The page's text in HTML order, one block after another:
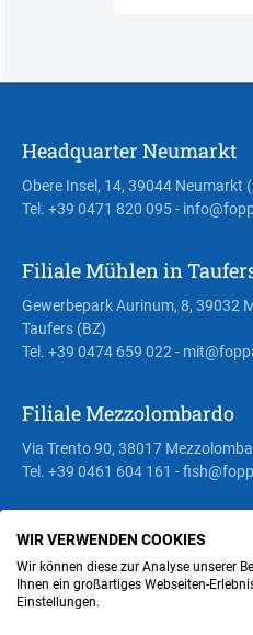
Headquarter Neumarkt
Obere Insel, 14, 39044 Neumarkt
Tel. +39 0471 820 095-
Filiale Mühlen in
Gewerbepark Aurinum, 8, 39032
Taufers (BZ)
Tel. +39 0474 659 022 -
Filiale Mezzolombardo
Via Trento 90, 38017
Tel. +39 0461 604 161 -
Steuer- und
WIR VERWENDEN COOKIES
Wir können diese zur Analyse unserer
Ihnen ein großartiges Webseiten-
Einstellungen.